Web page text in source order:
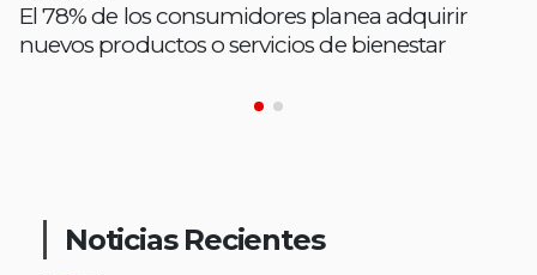
El 78% de los consumidores planea adquirir
nuevos productos o servicios de bienestar
Noticias Recientes